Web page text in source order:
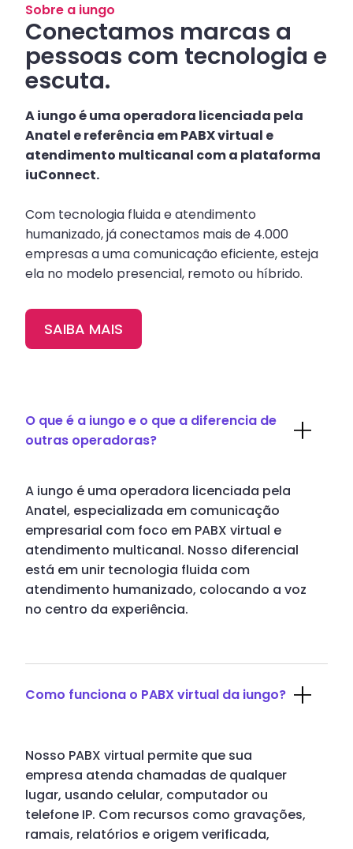
Sobre a iungo
Conectamos marcas a
pessoas com tecnologia e
escuta.
A iungo é uma operadora licenciada pela
Anatel e referência em PABX virtual e
atendimento multicanal com a plataforma
iuConnect.
Com tecnologia fluida e atendimento
humanizado, já conectamos mais de 4.000
empresas a uma comunicação eficiente, esteja
ela no modelo presencial, remoto ou híbrido.
SAIBA MAIS
O que é a iungo e o que a diferencia de
outras operadoras?
A iungo é uma operadora licenciada pela
Anatel, especializada em comunicação
empresarial com foco em PABX virtual e
atendimento multicanal. Nosso diferencial
está em unir tecnologia fluida com
atendimento humanizado, colocando a voz
no centro da experiência.
Como funciona o PABX virtual da iungo?
Nosso PABX virtual permite que sua
empresa atenda chamadas de qualquer
lugar, usando celular, computador ou
telefone IP. Com recursos como gravações,
ramais, relatórios e origem verificada,